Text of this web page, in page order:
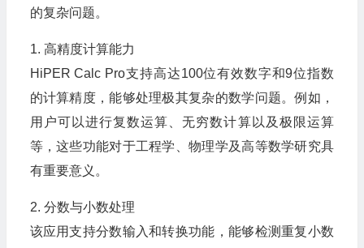
的复杂问题。
1. 高精度计算能力
HiPER Calc Pro支持高达100位有效数字和9位指数
的计算精度，能够处理极其复杂的数学问题。例如，
用户可以进行复数运算、无穷数计算以及极限运算
等，这些功能对于工程学、物理学及高等数学研究具
有重要意义。
2. 分数与小数处理
该应用支持分数输入和转换功能，能够检测重复小数